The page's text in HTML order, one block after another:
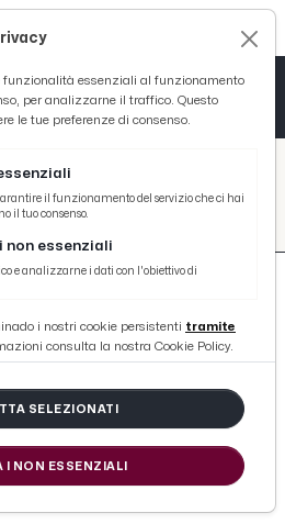
Picenotime
/ search
/
Grottammarese
2014
funzionalità essenziali al funzionamento
per analizzarne il traffico. Questo
le tue preferenze di consenso.
il funzionamento del servizio che ci hai
il tuo consenso.
non essenziali
e analizzarne i dati con l'obiettivo di
i nostri cookie persistenti tramite
consulta la nostra Cookie Policy.
SELEZIONATI
I NON ESSENZIALI